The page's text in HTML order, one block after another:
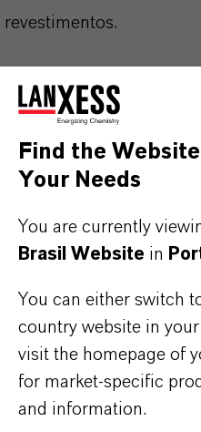
revestimentos.
molecular
de produto
de Cor
Find the
Your Needs
You are currently
Brasil Website in
You can either switch
country website in
visit the homepage of
for market-specific
and information.